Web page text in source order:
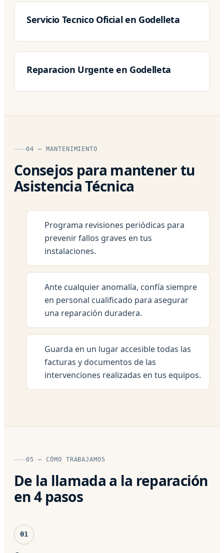
Servicio Tecnico Oficial en Godelleta
Reparacion Urgente en Godelleta
04 — MANTENIMIENTO
Consejos para mantener tu
Asistencia Técnica
Programa revisiones periódicas para
prevenir fallos graves en tus
instalaciones.
Ante cualquier anomalía, confía siempre
en personal cualificado para asegurar
una reparación duradera.
Guarda en un lugar accesible todas las
facturas y documentos de las
intervenciones realizadas en tus equipos.
05 — CÓMO TRABAJAMOS
De la llamada a la reparación
en 4 pasos
01